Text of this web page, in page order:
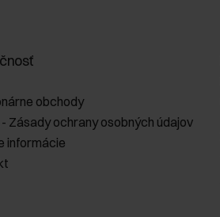
obchody
- Zásady ochrany osobných údajov
informácie